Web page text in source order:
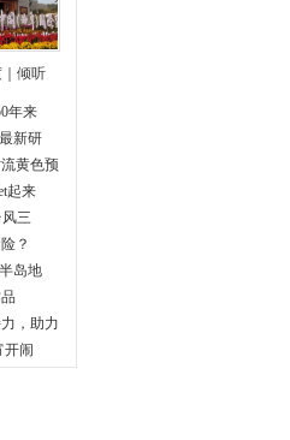
倾听
年来
新研
黄色预
起来
三
？
岛地
，助力
开闹